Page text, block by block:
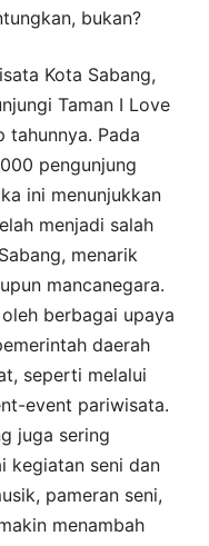
bukan?
Kota Sabang,
Taman I Love
tahunnya. Pada
pengunjung
ini menunjukkan
menjadi salah
menarik
mancanegara.
berbagai upaya
daerah
seperti melalui
event pariwisata.
juga sering
kegiatan seni dan
pameran seni,
menambah